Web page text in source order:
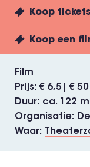
Koop
Koop een
Film
Prijs
€ 6,5| €
Duur
ca. 122
Organisatie
Waar